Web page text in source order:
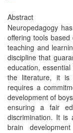
Abstract
Neuropedagogy
offering tools
teaching and
discipline that
education,
the literature, it is
requires a
development of
ensuring a fair
discrimination. It is
brain